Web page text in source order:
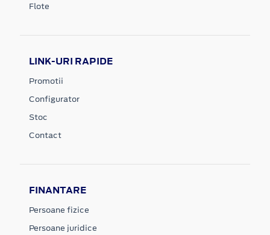
Flote
LINK-URI RAPIDE
Promotii
Configurator
Stoc
Contact
FINANTARE
Persoane fizice
Persoane juridice